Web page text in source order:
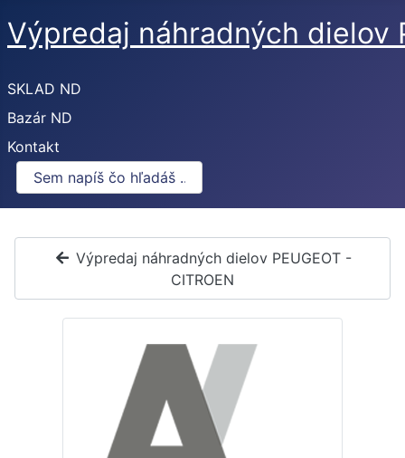
Výpredaj náhradných dielov
SKLAD ND
Bazár ND
Kontakt
Výpredaj náhradných dielov PEUGEOT -
CITROEN